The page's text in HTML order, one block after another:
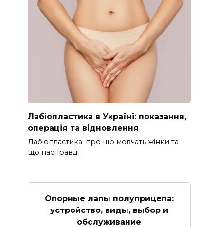
Лабіопластика в Україні: показання,
операція та відновлення
Лабіопластика: про що мовчать жінки та
що насправді
Опорные лапы полуприцепа:
устройство, виды, выбор и
обслуживание